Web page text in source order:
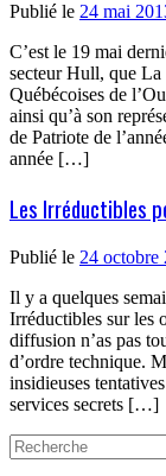
Publié le 24 mai
C’est le 19 mai
secteur Hull, que La
Québécoises de
ainsi qu’à son
de Patriote de
année […]
Les Irréductibles
Publié le 24 octobre
Il y a quelques
Irréductibles sur les
diffusion n’as pas
d’ordre technique.
insidieuses
services secrets […]
Search
for: